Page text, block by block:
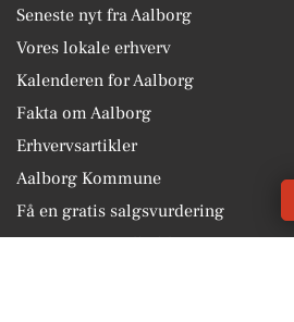
Seneste nyt fra Aalborg
Vores lokale erhverv
Kalenderen for Aalborg
Fakta om Aalborg
Erhvervsartikler
Aalborg Kommune
Få en gratis salgsvurdering
Sponsoreret indhold